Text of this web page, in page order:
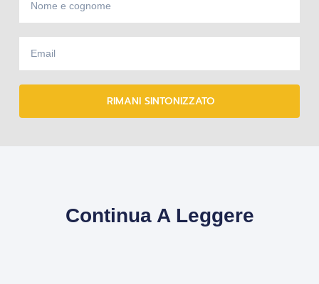
RIMANI SINTONIZZATO
Continua A Leggere